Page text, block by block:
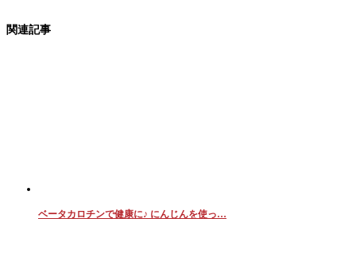
関連記事
ベータカロチンで健康に♪ にんじんを使っ…